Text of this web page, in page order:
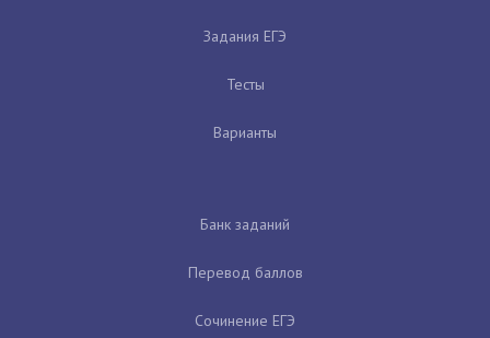
Задания ЕГЭ
Тесты
Варианты
Банк заданий
Перевод баллов
Сочинение ЕГЭ